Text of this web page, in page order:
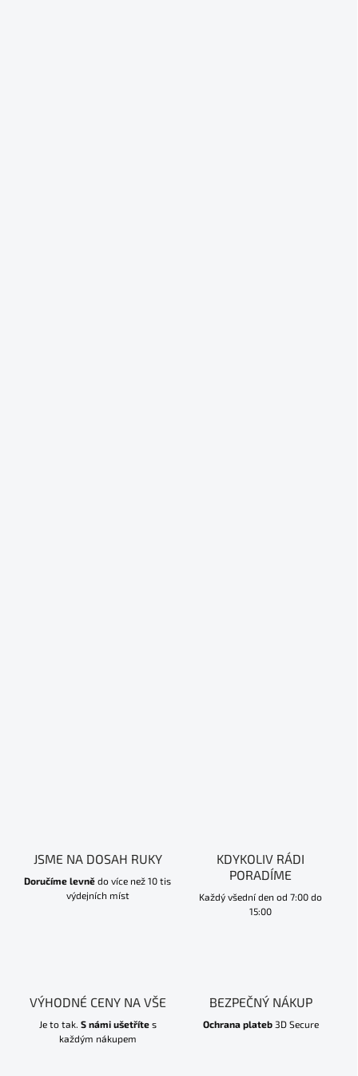
JSME NA DOSAH RUKY
Doručíme levně do více než 10 tis
výdejních míst
KDYKOLIV RÁDI
PORADÍME
Každý všední den od 7:00 do
15:00
VÝHODNÉ CENY NA VŠE
Je to tak. S námi ušetřítes
každým nákupem
BEZPEČNÝ NÁKUP
Ochrana plateb3D Secure